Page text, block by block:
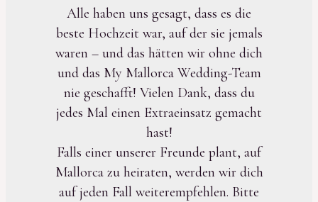
Alle haben uns gesagt, dass es die
beste Hochzeit war, auf der sie jemals
waren – und das hätten wir ohne dich
und das My Mallorca Wedding-Team
nie geschafft! Vielen Dank, dass du
jedes Mal einen Extraeinsatz gemacht
hast!
Falls einer unserer Freunde plant, auf
Mallorca zu heiraten, werden wir dich
auf jeden Fall weiterempfehlen. Bitte